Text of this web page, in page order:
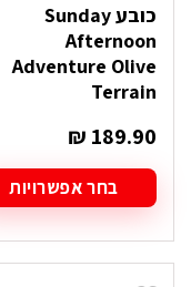
כובע Sunday
Afternoon
Adventure Olive
Terrain
₪ 189.90
בחר אפשרויות
זה
יש